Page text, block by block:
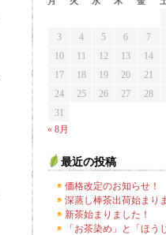
3
4 5 6 7
10
11 12 13 14
17
18 19 20 21
24
25 26 27 28
31
« 8月
最近の投稿
価格改定のお知らせ！
深蒸し棒茶出荷始まり
新茶始まりました！
「お茶染め」と「ほう